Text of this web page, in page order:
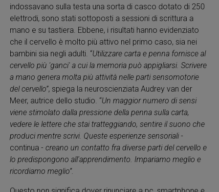
indossavano sulla testa una sorta di casco dotato di 250
elettrodi, sono stati sottoposti a sessioni di scrittura a
mano e su tastiera. Ebbene, i risultati hanno evidenziato
che il cervello è molto più attivo nel primo caso, sia nei
bambini sia negli adulti. “Utilizzare carta e penna fornisce al
cervello più 'ganci' a cui la memoria può appigliarsi. Scrivere
a mano genera molta più attività nelle parti sensomotorie
del cervello”, spiega la neuroscienziata Audrey van der
Meer, autrice dello studio. “Un maggior numero di sensi
viene stimolato dalla pressione della penna sulla carta,
vedere le lettere che stai tratteggiando, sentire il suono che
produci mentre scrivi. Queste esperienze sensoriali-
continua - creano un contatto fra diverse parti del cervello e
lo predispongono all'apprendimento. Impariamo meglio e
ricordiamo meglio”.